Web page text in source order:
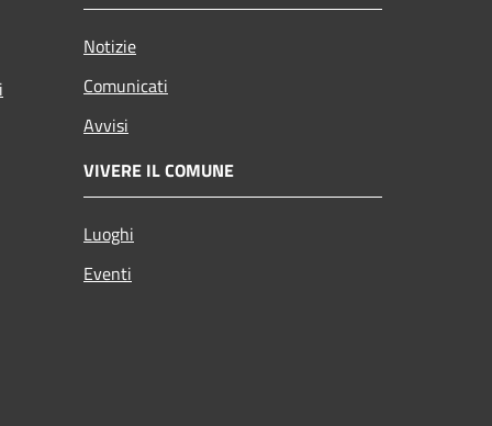
Notizie
Comunicati
Avvisi
VIVERE IL COMUNE
Luoghi
Eventi